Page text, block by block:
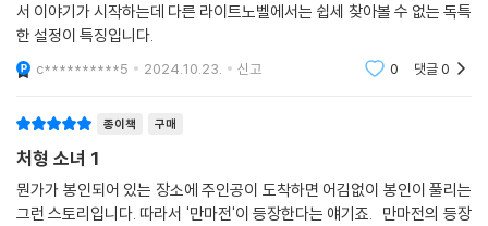
서 이야기가 시작하는데 다른 라이트노벨에서는 쉽세 찾아볼 수 없는 독특
한 설정이 특징입니다.
c**********5 2024.10.23. 신고 0 댓글0
종이책 구매
처형 소녀 1
뭔가가 봉인되어 있는 장소에 주인공이 도착하면 어김없이 봉인이 풀리는
그런 스토리입니다. 따라서 '만마전'이 등장한다는 얘기죠. 만마전의 등장